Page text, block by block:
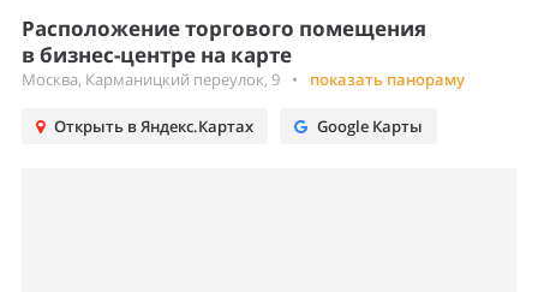
Расположение торгового помещения
в бизнес-центре на карте
Москва, Карманицкий переулок, 9 • показать панораму
Открыть в Яндекс.Картах Google Карты